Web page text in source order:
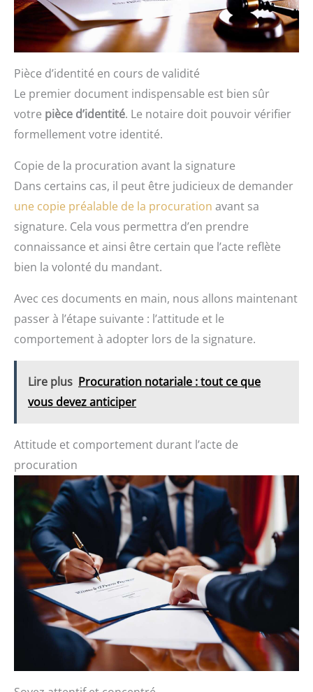
Pièce d’identité en cours de validité
Le premier document indispensable est bien sûr
votre pièce d’identité. Le notaire doit pouvoir vérifier
formellement votre identité.
Copie de la procuration avant la signature
Dans certains cas, il peut être judicieux de demander
une copie préalable de la procuration avant sa
signature. Cela vous permettra d’en prendre
connaissance et ainsi être certain que l’acte reflète
bien la volonté du mandant.
Avec ces documents en main, nous allons maintenant
passer à l’étape suivante : l’attitude et le
comportement à adopter lors de la signature.
Lire plus Procuration notariale : tout ce que
vous devez anticiper
Attitude et comportement durant l’acte de
procuration